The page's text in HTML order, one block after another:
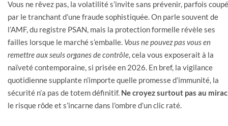
Vous ne rêvez pas, la volatilité s’invite sans prévenir, parfois
par le tranchant d’une fraude sophistiquée. On parle souvent de
l’AMF, du registre PSAN, mais la protection formelle révèle ses
failles lorsque le marché s’emballe. Vous ne pouvez pas vous en
remettre aux seuls organes de contrôle, cela vous exposerait à la
naïveté contemporaine, si prisée en 2026. En bref, la vigilance
quotidienne supplante n’importe quelle promesse d’immunité, la
sécurité n’a pas de totem définitif. Ne croyez surtout pas au
le risque rôde et s’incarne dans l’ombre d’un clic raté.